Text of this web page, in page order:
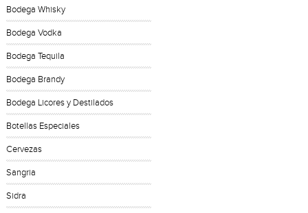
Bodega Whisky
Bodega Vodka
Bodega Tequila
Bodega Brandy
Bodega Licores y Destilados
Botellas Especiales
Cervezas
Sangria
Sidra